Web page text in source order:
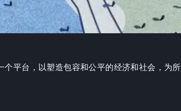
个平台，以塑造包容和公平的经济和社会，为所